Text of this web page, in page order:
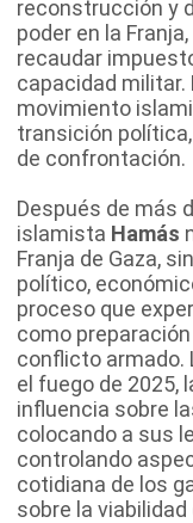
reconstrucción y
poder en la
recaudar
capacidad
movimiento
transición
de confrontación.
Después de más
islamista Hamás
Franja de Gaza,
político,
proceso que
como
conflicto armado.
el fuego de 2025,
influencia sobre
colocando a sus
controlando
cotidiana de los
sobre la